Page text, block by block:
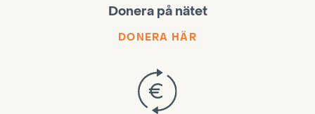
Donera på nätet
DONERA HÄR